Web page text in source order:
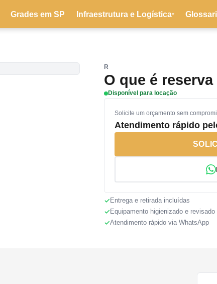
Grades em SP Infraestrutura e Logística▾
R
O que é
Disponível para locação
Solicite um orçamento sem
Atendimento rápido
Entrega e retirada incluídas
Equipamento higienizado e revisado
Atendimento rápido via WhatsApp